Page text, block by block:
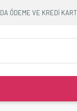
ÖDEME VE KREDİ